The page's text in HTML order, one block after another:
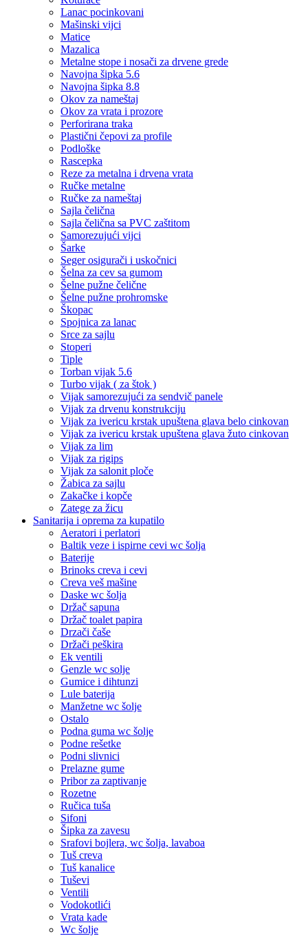
Lanac pocinkovani
Mašinski vijci
Matice
Mazalica
Metalne stope i nosači za drvene grede
Navojna šipka 5.6
Navojna šipka 8.8
Okov za nameštaj
Okov za vrata i prozore
Perforirana traka
Plastični čepovi za profile
Podloške
Rascepka
Reze za metalna i drvena vrata
Ručke metalne
Ručke za nameštaj
Sajla čelična
Sajla čelična sa PVC zaštitom
Samorezujući vijci
Šarke
Seger osigurači i uskočnici
Šelna za cev sa gumom
Šelne pužne čelične
Šelne pužne prohromske
Škopac
Spojnica za lanac
Srce za sajlu
Stoperi
Tiple
Torban vijak 5.6
Turbo vijak ( za štok )
Vijak samorezujući za sendvič panele
Vijak za drvenu konstrukciju
Vijak za ivericu krstak upuštena glava belo cinkovan
Vijak za ivericu krstak upuštena glava žuto cinkovan
Vijak za lim
Vijak za rigips
Vijak za salonit ploče
Žabica za sajlu
Zakačke i kopče
Zatege za žicu
Sanitarija i oprema za kupatilo
Aeratori i perlatori
Baltik veze i ispirne cevi wc šolja
Baterije
Brinoks creva i cevi
Creva veš mašine
Daske wc šolja
Držač sapuna
Držač toalet papira
Drzači čaše
Držači peškira
Ek ventili
Genzle wc solje
Gumice i dihtunzi
Lule baterija
Manžetne wc šolje
Ostalo
Podna guma wc šolje
Podne rešetke
Podni slivnici
Prelazne gume
Pribor za zaptivanje
Rozetne
Ručica tuša
Sifoni
Šipka za zavesu
Srafovi bojlera, wc šolja, lavaboa
Tuš creva
Tuš kanalice
Tuševi
Ventili
Vodokotlići
Vrata kade
Wc šolje